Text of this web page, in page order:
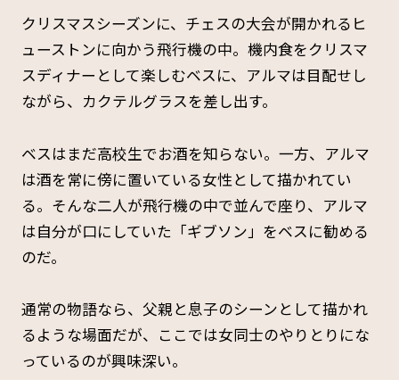
クリスマスシーズンに、チェスの大会が開かれるヒ
ューストンに向かう飛行機の中。機内食をクリスマ
スディナーとして楽しむベスに、アルマは目配せし
ながら、カクテルグラスを差し出す。
ベスはまだ高校生でお酒を知らない。一方、アルマ
は酒を常に傍に置いている女性として描かれてい
る。そんな二人が飛行機の中で並んで座り、アルマ
は自分が口にしていた「ギブソン」をベスに勧める
のだ。
通常の物語なら、父親と息子のシーンとして描かれ
るような場面だが、ここでは女同士のやりとりにな
っているのが興味深い。